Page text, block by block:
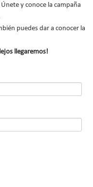
es una colección
contemporánea que se
Además, sus
y conoce la campaña
puedes dar a conocer la
llegaremos!